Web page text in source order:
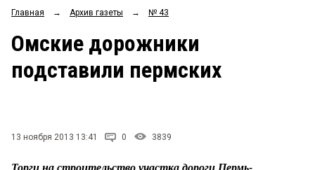
ОБЩЕСТВО
ЗАКОН
НОВОСТИ КОМПАНИЙ
СТИЛЬ ЖИЗНИ
Рейтинги
Блоги
Главная → Архив газеты → № 43
Омские дорожники
подставили пермских
13 ноября 2013 13:41 0 3839
Торги на строительство участка дороги Пермь-